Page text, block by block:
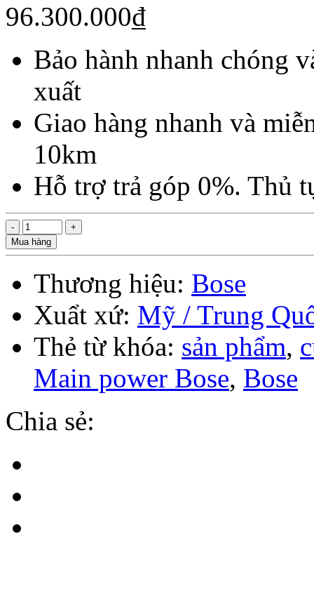
96.300.000₫
Bảo hành nhanh chóng
xuất
Giao hàng nhanh và
10km
Hỗ trợ trả góp 0%. Thủ
Mua hàng
Thương hiệu: Bose
Xuẩt xứ: Mỹ / Trung
Thẻ từ khóa: sản phẩm,
Main power Bose, Bose
Chia sẻ: